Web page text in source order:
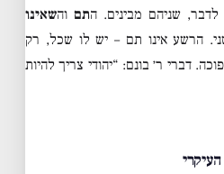
שניהם מבינים. התם והשאינו
הרשע אינו תם – יש לו שכל, רק
דברי ר׳ בונם: “יהודי צריך להיות